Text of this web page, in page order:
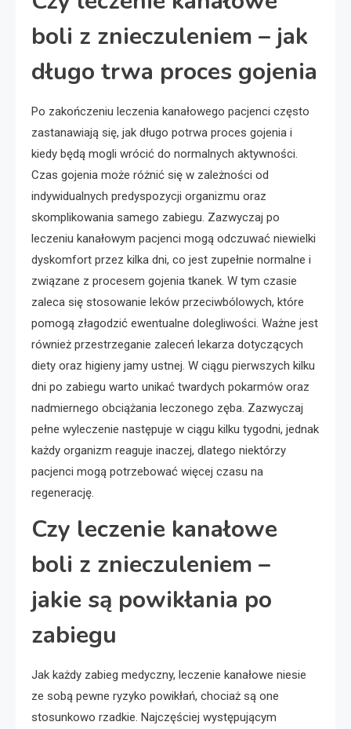
boli z znieczuleniem – jak
długo trwa proces gojenia
Po zakończeniu leczenia kanałowego pacjenci często
zastanawiają się, jak długo potrwa proces gojenia i
kiedy będą mogli wrócić do normalnych aktywności.
Czas gojenia może różnić się w zależności od
indywidualnych predyspozycji organizmu oraz
skomplikowania samego zabiegu. Zazwyczaj po
leczeniu kanałowym pacjenci mogą odczuwać niewielki
dyskomfort przez kilka dni, co jest zupełnie normalne i
związane z procesem gojenia tkanek. W tym czasie
zaleca się stosowanie leków przeciwbólowych, które
pomogą złagodzić ewentualne dolegliwości. Ważne jest
również przestrzeganie zaleceń lekarza dotyczących
diety oraz higieny jamy ustnej. W ciągu pierwszych kilku
dni po zabiegu warto unikać twardych pokarmów oraz
nadmiernego obciążania leczonego zęba. Zazwyczaj
pełne wyleczenie następuje w ciągu kilku tygodni, jednak
każdy organizm reaguje inaczej, dlatego niektórzy
pacjenci mogą potrzebować więcej czasu na
regenerację.
Czy leczenie kanałowe
boli z znieczuleniem –
jakie są powikłania po
zabiegu
Jak każdy zabieg medyczny, leczenie kanałowe niesie
ze sobą pewne ryzyko powikłań, chociaż są one
stosunkowo rzadkie. Najczęściej występującym